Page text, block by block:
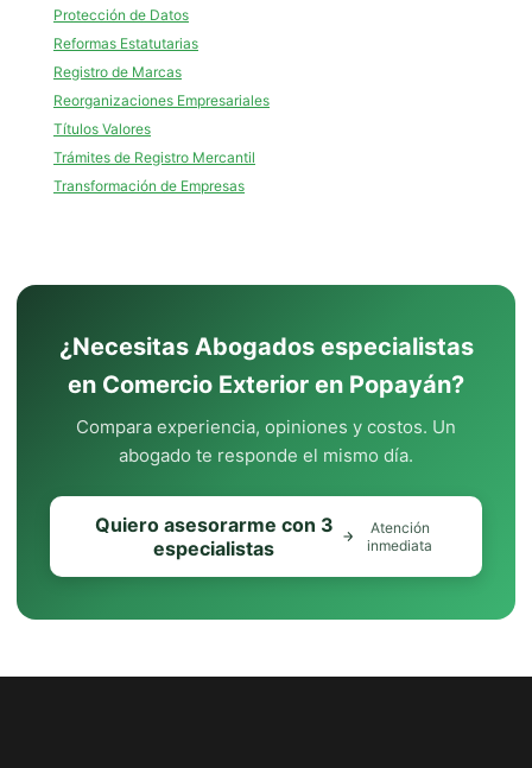
Protección de Datos
Reformas Estatutarias
Registro de Marcas
Reorganizaciones Empresariales
Títulos Valores
Trámites de Registro Mercantil
Transformación de Empresas
¿Necesitas Abogados especialistas
en Comercio Exterior en Popayán?
Compara experiencia, opiniones y costos. Un
abogado te responde el mismo día.
Quiero asesorarme con 3
especialistas
Atención
inmediata